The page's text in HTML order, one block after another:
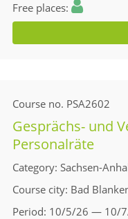
Free places
Course no. PSA2602
Gesprächs- und
Personalräte
Category Sachsen-
Course city Bad
Period 10/5/26 — 10/